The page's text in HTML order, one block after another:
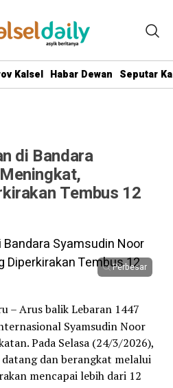
Kalsel Habar Dewan Seputar
di Bandara
Tembus 12
Perbesar
– Arus balik Lebaran 1447
Syamsudin Noor
Pada Selasa (24/3/2026),
dan berangkat melalui
mencapai lebih dari 12